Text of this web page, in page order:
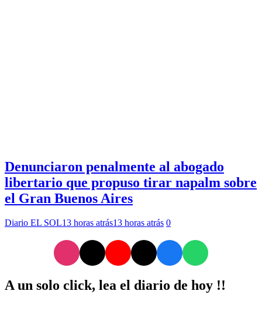
Denunciaron penalmente al abogado
libertario que propuso tirar napalm sobre
el Gran Buenos Aires
Diario EL SOL13 horas atrás13 horas atrás 0
A un solo click, lea el diario de hoy !!